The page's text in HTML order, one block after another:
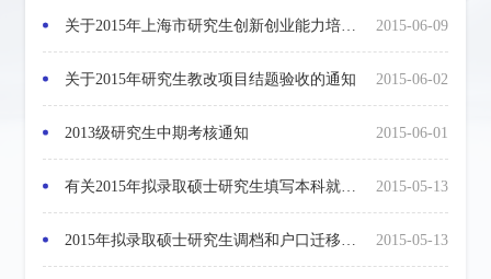
2015-06-09
2015-06-02
关于2015年研究生教改项目结题验收的通知
2015-06-01
2013级研究生中期考核通知
2015-05-13
2015-05-13